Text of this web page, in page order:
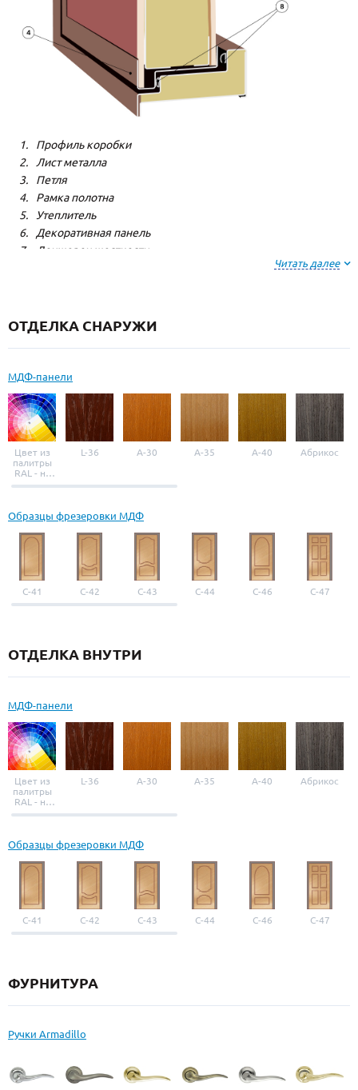
Профиль коробки
Лист металла
Петля
Рамка полотна
Утеплитель
Декоративная панель
Лонжерон жесткости
Читать далее
ОТДЕЛКА СНАРУЖИ
МДФ-панели
Цвет из
палитры
RAL - на
выбор
L-36 A-30 A-35 A-40 Абрикос
Образцы фрезеровки МДФ
С-41 С-42 С-43 С-44 С-46 С-47
ОТДЕЛКА ВНУТРИ
МДФ-панели
Цвет из
палитры
RAL - на
выбор
L-36 A-30 A-35 A-40 Абрикос
Образцы фрезеровки МДФ
С-41 С-42 С-43 С-44 С-46 С-47
ФУРНИТУРА
Ручки Armadillo